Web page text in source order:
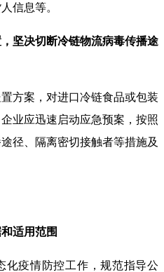
信息等。
坚决切断冷链物流病毒传播途
方案，对进口冷链食品或包装
业应迅速启动应急预案，按照
径、隔离密切接触者等措施及
适用范围
化疫情防控工作，规范指导公